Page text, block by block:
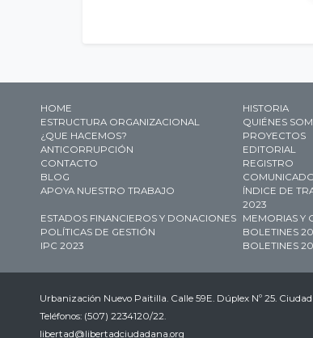
HOME
HISTORIA
ESTRUCTURA ORGANIZACIONAL
QUIÉNES
¿QUE HACEMOS?
PROYECTOS
ANTICORRUPCIÓN
EDITORIAL
CONTACTO
REGISTRO
BLOG
APOYA NUESTRO TRABAJO
ÍNDICE DE
2023
ESTADOS FINANCIEROS Y DONACIONES
MEMORIAS Y
POLÍTICAS DE GESTIÓN
BOLETINES
IPC 2023
BOLETINES
Urbanización Nuevo Paitilla. Calle 59E. Dúplex Nº 25.
Teléfonos: (507) 2234120/22.
libertad@libertadciudadana.org